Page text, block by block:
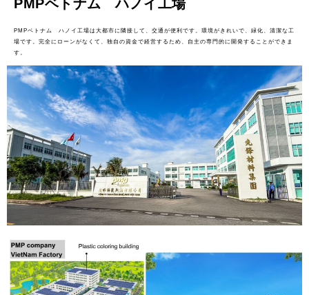
PMPベトナム ハノイ工場
PMPベトナム ハノイ工場は大都市に隣接して、交通が便利です。環境がきれいで、緑化、清潔な工
場です。完全にローンがなくて、独自の資金で経営するため、自主の専門的に開発することができま
す。